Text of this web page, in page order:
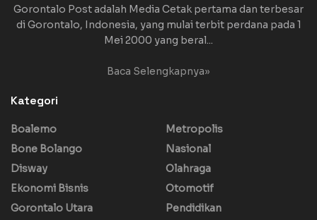
Gorontalo Post adalah Media Cetak pertama dan terbesar
di Gorontalo, Indonesia, yang mulai terbit perdana pada 1
Mei 2000 yang beral...
Baca Selengkapnya»
Kategori
Boalemo
Bone Bolango
Disway
Ekonomi Bisnis
Gorontalo Utara
Metropolis
Nasional
Olahraga
Otomotif
Pendidikan